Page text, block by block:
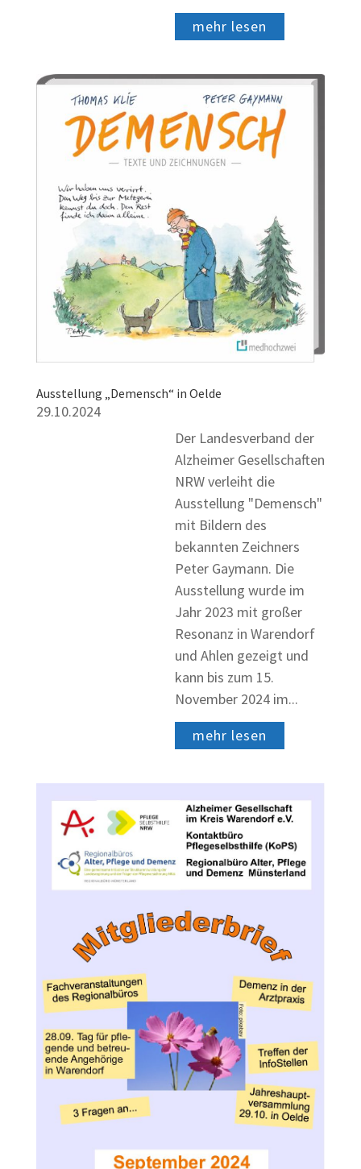
mehr lesen
Ausstellung „Demensch“ in Oelde
29.10.2024
Der Landesverband der
Alzheimer Gesellschaften
NRW verleiht die
Ausstellung "Demensch"
mit Bildern des
bekannten Zeichners
Peter Gaymann. Die
Ausstellung wurde im
Jahr 2023 mit großer
Resonanz in Warendorf
und Ahlen gezeigt und
kann bis zum 15.
November 2024 im...
mehr lesen